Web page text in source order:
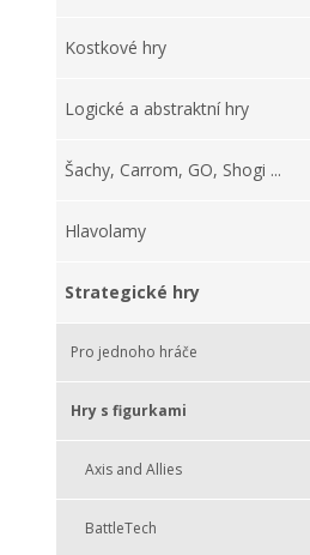
Kostkové hry
Logické a abstraktní hry
Šachy, Carrom, GO, Shogi ...
Hlavolamy
Strategické hry
Pro jednoho hráče
Hry s figurkami
Axis and Allies
BattleTech